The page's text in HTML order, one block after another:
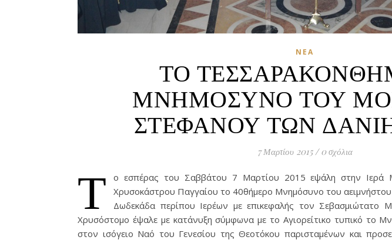
ΝΈΑ
ΤΟ
ΜΝΗΜΟΣΥΝΟ ΤΟΥ
ΣΤΕΦΑΝΟΥ ΤΩΝ
7 Μαρτίου 2015 / 0 σχόλια
Τ
ο εσπέρας του Σαββάτου 7 Μαρτίου 2015 εψάλη στην Ιερά
Χρυσοκάστρου Παγγαίου το 40θήμερο Μνημόσυνο του
Δωδεκάδα περίπου Ιερέων με επικεφαλής τον Σεβασμιώτατο
Χρυσόστομο έψαλε με κατάνυξη σύμφωνα με το Αγιορείτικο τυπικό το
στον ισόγειο Ναό του Γενεσίου της Θεοτόκου παρισταμένων και